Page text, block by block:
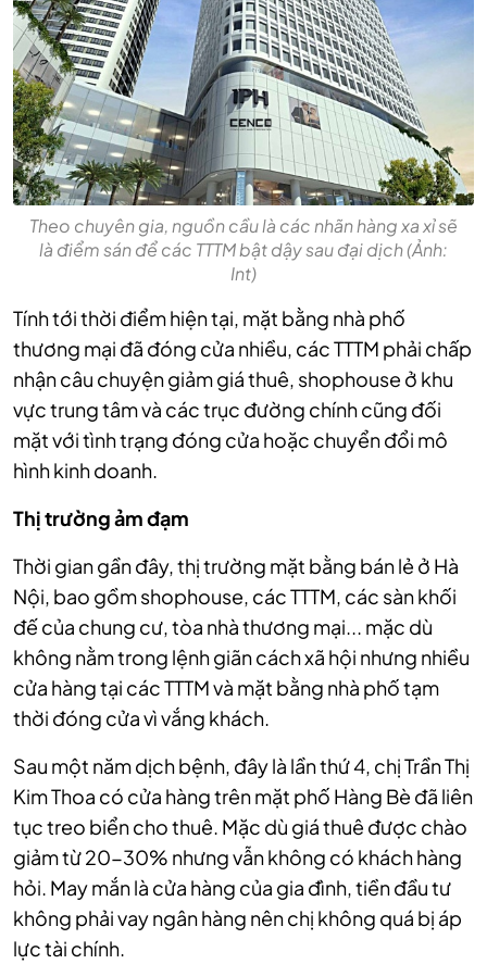
Theo chuyên gia, nguồn cầu là các nhãn hàng xa xỉ sẽ
là điểm sán để các TTTM bật dậy sau đại dịch (Ảnh:
Int)
Tính tới thời điểm hiện tại, mặt bằng nhà phố
thương mại đã đóng cửa nhiều, các TTTM phải chấp
nhận câu chuyện giảm giá thuê, shophouse ở khu
vực trung tâm và các trục đường chính cũng đối
mặt với tình trạng đóng cửa hoặc chuyển đổi mô
hình kinh doanh.
Thị trường ảm đạm
Thời gian gần đây, thị trường mặt bằng bán lẻ ở Hà
Nội, bao gồm shophouse, các TTTM, các sàn khối
đế của chung cư, tòa nhà thương mại... mặc dù
không nằm trong lệnh giãn cách xã hội nhưng nhiều
cửa hàng tại các TTTM và mặt bằng nhà phố tạm
thời đóng cửa vì vắng khách.
Sau một năm dịch bệnh, đây là lần thứ 4, chị Trần Thị
Kim Thoa có cửa hàng trên mặt phố Hàng Bè đã liên
tục treo biển cho thuê. Mặc dù giá thuê được chào
giảm từ 20-30% nhưng vẫn không có khách hàng
hỏi. May mắn là cửa hàng của gia đình, tiền đầu tư
không phải vay ngân hàng nên chị không quá bị áp
lực tài chính.